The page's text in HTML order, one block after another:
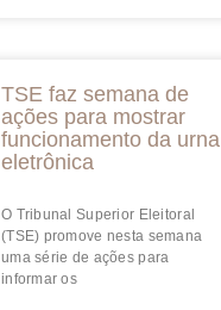
TSE faz semana de
ações para mostrar
funcionamento da urna
eletrônica
O Tribunal Superior Eleitoral
(TSE) promove nesta semana
uma série de ações para
informar os